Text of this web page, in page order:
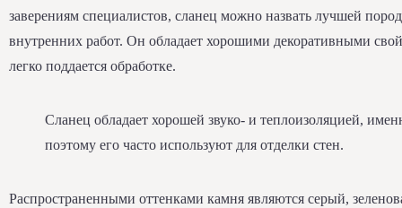
заверениям специалистов, сланец можно назвать лучшей
внутренних работ. Он обладает хорошими декоративными
легко поддается обработке.
Сланец обладает хорошей звуко- и теплоизоляцией,
поэтому его часто используют для отделки стен.
Распространенными оттенками камня являются серый,